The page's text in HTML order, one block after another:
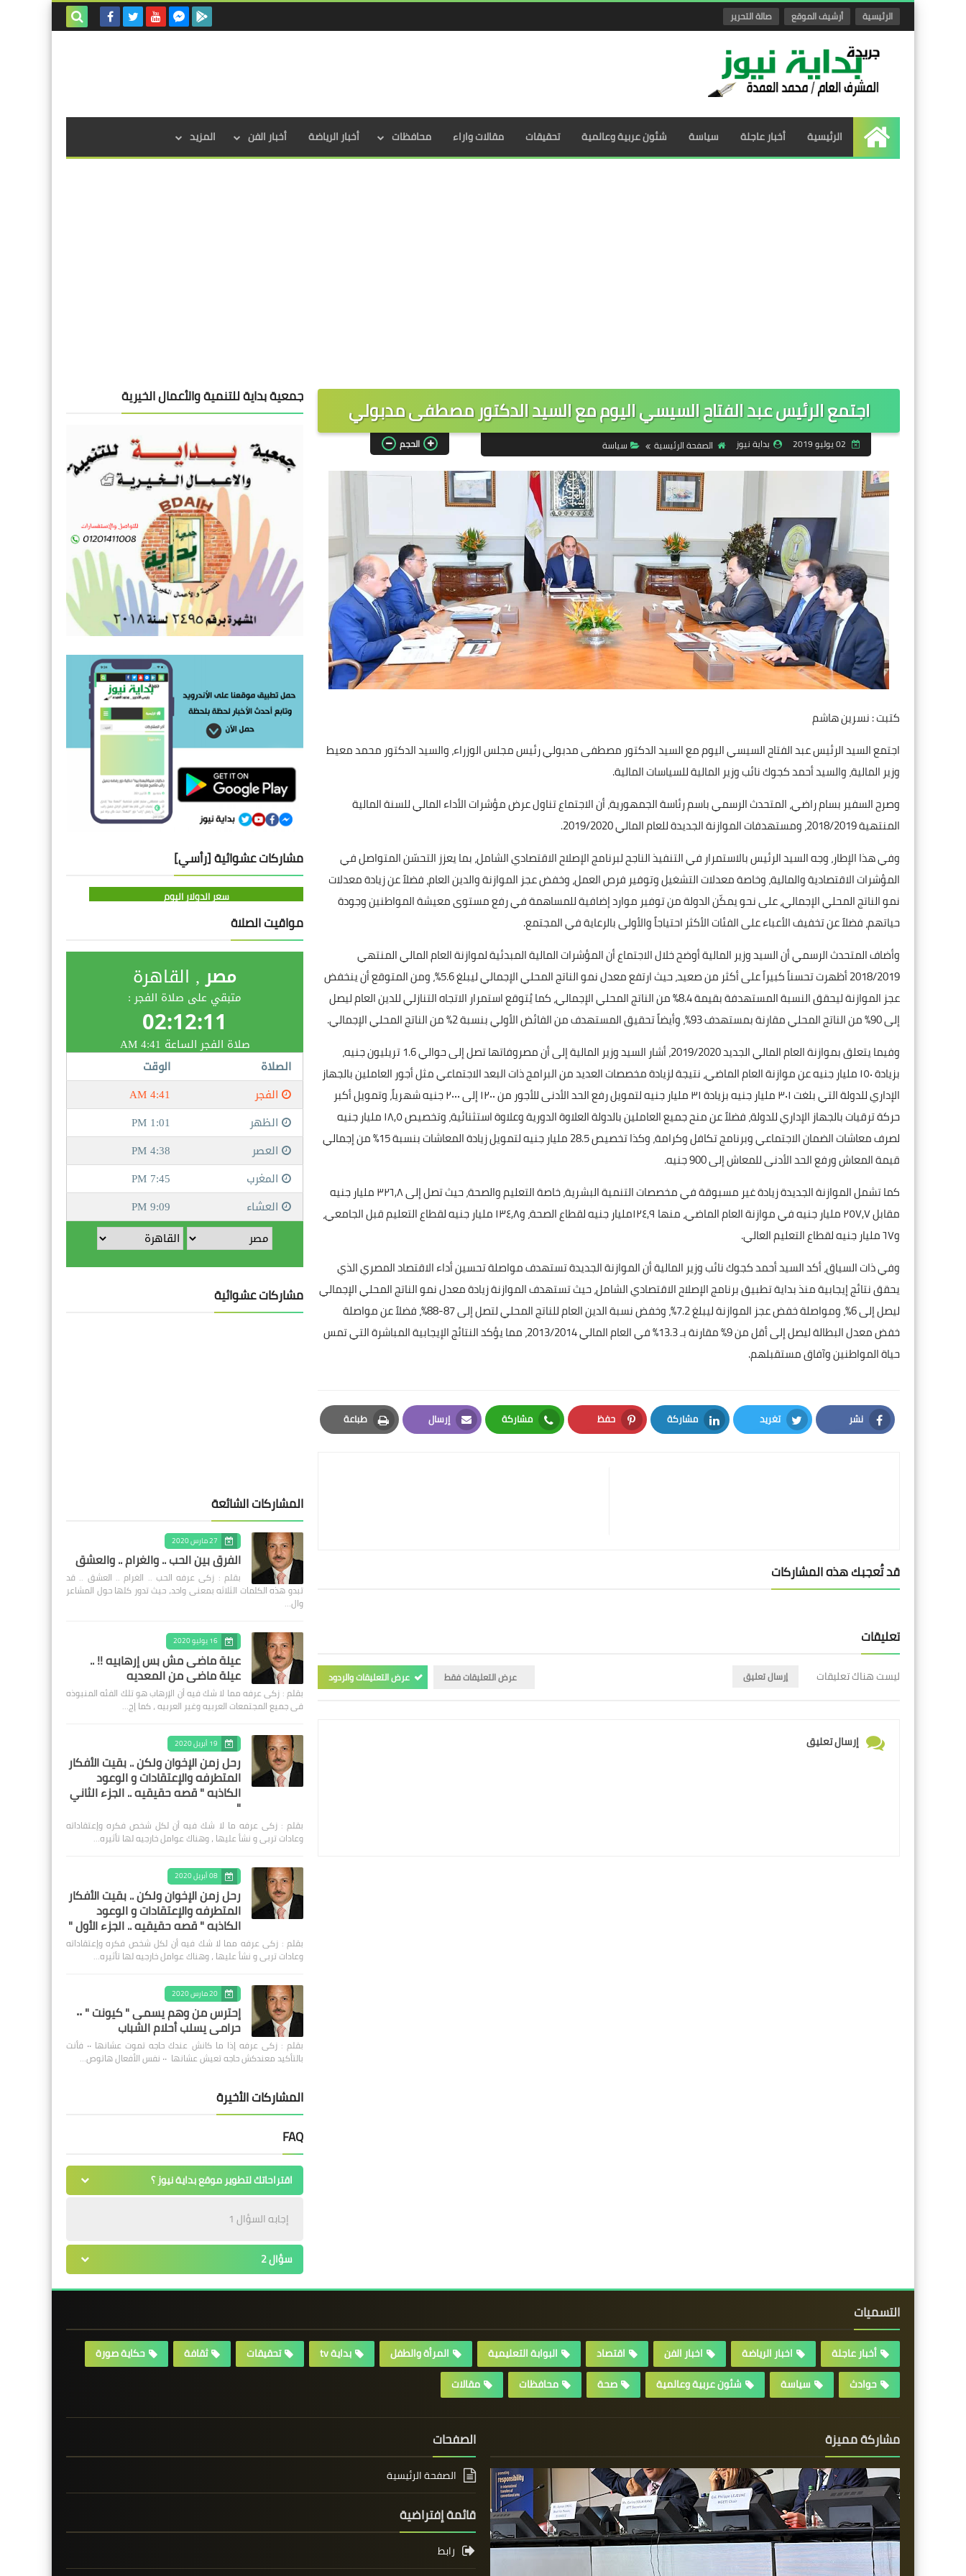
الرئيسية أرشيف الموقع صالة التحرير
الرئيسية
الرئيسية أخبار عاجلة سياسة شئون عربية وعالمية تحقيقات مقالات واراء محافظات أخبار الرياضة أخبار الفن المزيد
اجتمع الرئيس عبد الفتاح السيسي اليوم مع السيد الدكتور مصطفى مدبولي
بداية نيوز الصفحة الرئيسية سياسة الحجم
كتبت : نسرين هاشم
اجتمع السيد الرئيس عبد الفتاح السيسي اليوم مع السيد الدكتور مصطفى مدبولي رئيس مجلس الوزراء، والسيد الدكتور محمد معيط
وزير المالية، والسيد أحمد كجوك نائب وزير المالية للسياسات المالية.
وصرح السفير بسام راضي، المتحدث الرسمي باسم رئاسة الجمهورية، أن الاجتماع تناول عرض مؤشرات الأداء المالي للسنة المالية
المنتهية 2018/2019، ومستهدفات الموازنة الجديدة للعام المالي 2019/2020.
وفي هذا الإطار، وجه السيد الرئيس بالاستمرار في التنفيذ الناجح لبرنامج الإصلاح الاقتصادي الشامل، بما يعزز التحسّن المتواصل في
المؤشرات الاقتصادية والمالية، وخاصة معدلات التشغيل وتوفير فرص العمل، وخفض عجز الموازنة والدين العام، فضلاً عن زيادة معدلات
نمو الناتج المحلي الإجمالي، على نحو يمكّن الدولة من توفير موارد إضافية للمساهمة في رفع مستوى معيشة المواطنين وجودة
حياتهم، فضلاً عن تخفيف الأعباء على الفئات الأكثر احتياجاً والأولى بالرعاية في المجتمع.
وأضاف المتحدث الرسمي أن السيد وزير المالية أوضح خلال الاجتماع أن المؤشرات المالية المبدئية لموازنة العام المالي المنتهي
2018/2019 أظهرت تحسناً كبيراً على أكثر من صعيد، حيث ارتفع معدل نمو الناتج المحلي الإجمالي ليبلغ 5.6%، ومن المتوقع أن ينخفض
عجز الموازنة ليحقق النسبة المستهدفة بقيمة 8.4% من الناتج المحلي الإجمالي، كما يُتوقع استمرار الاتجاه التنازلي للدين العام ليصل
إلى 90% من الناتج المحلي مقارنة بمستهدف 93%، وأيضاً تحقيق المستهدف من الفائض الأولي بنسبة 2% من الناتج المحلي الإجمالي.
وفيما يتعلق بموازنة العام المالي الجديد 2019/2020، أشار السيد وزير المالية إلى أن مصروفاتها تصل إلى حوالي 1.6 تريليون جنيه،
بزيادة ١٥٠ مليار جنيه عن موازنة العام الماضي، نتيجة لزيادة مخصصات العديد من البرامج ذات البعد الاجتماعي مثل أجور العاملين بالجهاز
الإداري للدولة التي بلغت ٣٠١ مليار جنيه بزيادة ٣١ مليار جنيه لتمويل رفع الحد الأدنى للأجور من ١٢٠٠ إلى ٢٠٠٠ جنيه شهرياً، وتمويل أكبر
حركة ترقيات بالجهاز الإداري للدولة، فضلاً عن منح جميع العاملين بالدولة العلاوة الدورية وعلاوة استثنائية، وتخصيص ١٨,٥ مليار جنيه
لصرف معاشات الضمان الاجتماعي وبرنامج تكافل وكرامة، وكذا تخصيص 28.5 مليار جنيه لتمويل زيادة المعاشات بنسبة 15% من إجمالي
قيمة المعاش ورفع الحد الأدنى للمعاش إلى 900 جنيه.
كما تشمل الموازنة الجديدة زيادة غير مسبوقة في مخصصات التنمية البشرية، خاصة التعليم والصحة، حيث تصل إلى ٣٢٦,٨ مليار جنيه
مقابل ٢٥٧,٧ مليار جنيه في موازنة العام الماضي، منها ١٢٤,٩مليار جنيه لقطاع الصحة، و١٣٤,٨ مليار جنيه لقطاع التعليم قبل الجامعي،
و٦٧ مليار جنيه لقطاع التعليم العالي.
وفي ذات السياق، أكد السيد أحمد كجوك نائب وزير المالية أن الموازنة الجديدة تستهدف مواصلة تحسين أداء الاقتصاد المصري الذي
يحقق نتائج إيجابية منذ بداية تطبيق برنامج الإصلاح الاقتصادي الشامل، حيث تستهدف الموازنة زيادة معدل نمو الناتج المحلي الإجمالي
ليصل إلى 6%، ومواصلة خفض عجز الموازنة ليبلغ 7.2%، وخفض نسبة الدين العام للناتج المحلي لتصل إلى 87-88%، فضلاً عن مواصلة
خفض معدل البطالة ليصل إلى أقل من 9% مقارنة بـ 13.3% في العام المالي 2013/2014، مما يؤكد النتائج الإيجابية المباشرة التي تمس
حياة المواطنين وآفاق مستقبلهم.
نشر
Facebook
تغريد
Twitter
مشاركة
LinkedIn
حفظ
Pinterest
مشاركة
Whatsapp
إرسال
Email
طباعة
Print
قد تُعجبك هذه المشاركات
تعليقات
ليست هناك تعليقات إرسال تعليق عرض التعليقات فقط عرض التعليقات والردود
إرسال تعليق
جمعية بداية للتنمية والأعمال الخيرية
مشاركات عشوائية [رأسي]
سعر الدولار اليوم
مواقيت الصلاة
مشاركات عشوائية
المشاركات الشائعة
27 مارس 2020
الفرق بين الحب .. والغرام .. والعشق
بقلم : زكى عرفه الحب .. الغرام .. العشق .. قد
تبدو هذه الكلمات الثلاثه بمعنى واحد، حيث تدور كلها حول المشاعر
وال…
16 يوليو 2020
عيلة ماضى مش بس إرهابيه !! ..
عيلة ماضى من المعديه
بقلم : زكى عرفه مما لا شك فيه أن الإرهاب هو تلك الفئه المنبوذه
فى جميع المجتمعات العربيه وغير العربيه ، كما إج…
19 أبريل 2020
رحل زمن الإخوان ولكن .. بقيت الأفكار
المتطرفه والإعتقادات و الوعود
الكاذبه " قصه حقيقيه .. الجزء الثاني
"
بقلم : زكى عرفه ‎ما لا شك فيه أن لكل شخص فكره وإعتقاداته
وعادات تربى و نشأ عليها ، وهناك عوامل خارجيه لها تأثيره…
08 أبريل 2020
رحل زمن الإخوان ولكن .. بقيت الأفكار
المتطرفه والإعتقادات و الوعود
الكاذبه " قصه حقيقيه .. الجزء الأول "
بقلم : زكى عرفه مما لا شك فيه أن لكل شخص فكره وإعتقاداته
وعادات تربى و نشأ عليها ، وهناك عوامل خارجيه لها تأثيره…
20 مارس 2020
إحترس من وهم يسمى " كيونت " ٠٠
حرامى يسلب أحلام الشباب
بقلم : زكى عرفه ‎إذا ما كانش عندك حاجه تموت عشانها ٠٠ فأنت
بالتأكيد معندكش حاجه تعيش عشانها ٠٠ نفس الأفعال هاتوص…
المشاركات الأخيرة
FAQ
اقتراحاتك لتطوير موقع بداية نيوز ؟
إجابه السؤال 1
سؤال 2
التسميات
أخبار عاجلة اخبار الرياضة اخبار الفن اقتصاد البوابة التعليمية المرأة والطفل بداية tv تحقيقات ثقافة
حكاية صورة
حوادث
سياسة شئون عربية وعالمية صحة محافظات مقالات
مشاركة مميزة الصفحات
الصفحة الرئيسية
قائمة إفتراضية
رابط